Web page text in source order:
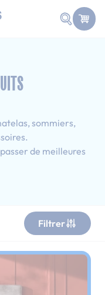
Faire
sommiers,
de meilleures
Filtrer